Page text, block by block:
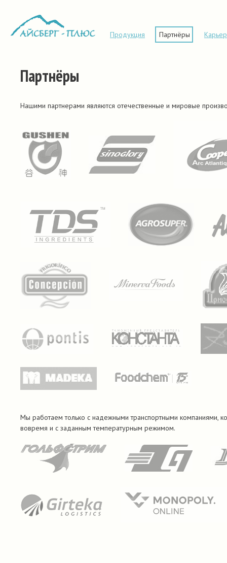
Продукция Партнёры
Партнёры
Нашими партнерами являются отечественные и мировые
Мы работаем только с надежными транспортными компаниями,
вовремя и с заданным температурным режимом.